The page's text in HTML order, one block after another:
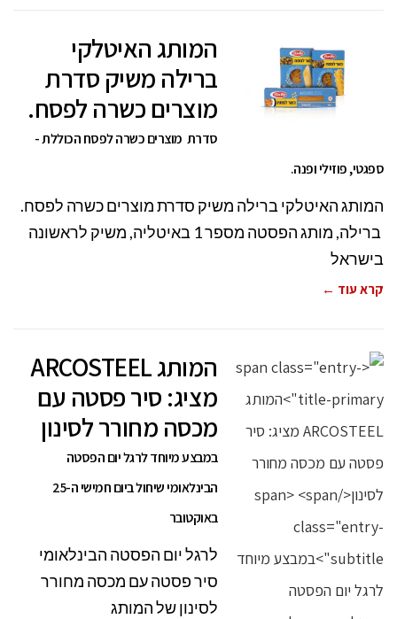
המותג האיטלקי
ברילה משיק סדרת
מוצרים כשרה לפסח.
סדרת מוצרים כשרה לפסח הכוללת -
ספגטי, פוזילי ופנה.
המותג האיטלקי ברילה משיק סדרת מוצרים כשרה לפסח.
ברילה, מותג הפסטה מספר 1 באיטליה, משיק לראשונה
בישראל
קרא עוד ←
המותג ARCOSTEEL
מציג: סיר פסטה עם
מכסה מחורר לסינון
במבצע מיוחד לרגל יום הפסטה
הבינלאומי שיחול ביום חמישי ה-25
באוקטובר
לרגל יום הפסטה הבינלאומי
סיר פסטה עם מכסה מחורר
לסינון של המותג